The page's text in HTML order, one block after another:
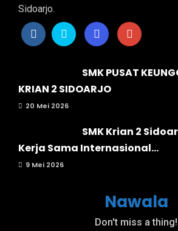
Sidoarjo.
SMK PUSAT
KRIAN 2 SIDOARJO
20 Mei 2026
SMK Krian 2
Kerja Sama Internasional...
9 Mei 2026
Nawala
Don't miss a thing!